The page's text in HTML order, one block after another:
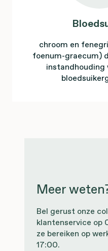
chroom en
foenum-graecum)
instandhouding
Meer
Bel gerust onze
klantenservice op
ze bereiken op
17:00.